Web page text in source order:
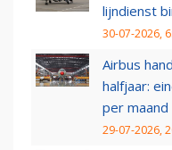
lijndienst
30-07-2026,
Airbus
halfjaar:
per maand
29-07-2026,